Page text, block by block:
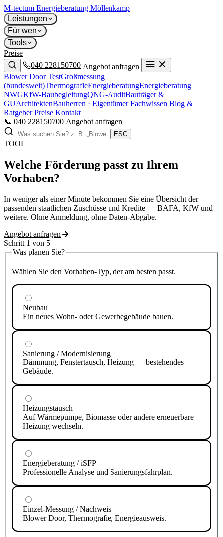
M-tectum Energieberatung Möllenkamp
Leistungen
Für wen
Tools
Preise
040 228150700 Angebot anfragen
Blower Door TestGroßmessung
(bundesweit)ThermografieEnergieberatungEnergieberatung
NWGKfW-BaubegleitungQNG-AuditBauträger &
GUArchitektenBauherren · Eigentümer Fachwissen Blog &
Ratgeber Preise Kontakt
📞 040 228150700 Angebot anfragen
ESC
TOOL
Welche Förderung passt zu Ihrem
Vorhaben?
In weniger als einer Minute bekommen Sie eine Übersicht der
passenden staatlichen Zuschüsse und Kredite — BAFA, KfW und
weitere. Ohne Anmeldung, ohne Daten-Abgabe.
Angebot anfragen
Schritt 1 von 5
Was planen Sie?
Wählen Sie den Vorhaben-Typ, der am besten passt.
Neubau
Ein neues Wohn- oder Gewerbegebäude bauen.
Sanierung / Modernisierung
Dämmung, Fenstertausch, Heizung — bestehendes
Gebäude.
Heizungstausch
Auf Wärmepumpe, Biomasse oder andere erneuerbare
Heizung wechseln.
Energieberatung / iSFP
Professionelle Analyse und Sanierungsfahrplan.
Einzel-Messung / Nachweis
Blower Door, Thermografie, Energieausweis.